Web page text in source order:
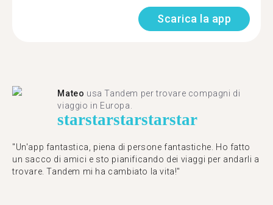
Scarica la app
Mateo usa Tandem per trovare compagni di
viaggio in Europa.
starstarstarstarstar
"Un'app fantastica, piena di persone fantastiche. Ho fatto
un sacco di amici e sto pianificando dei viaggi per andarli a
trovare. Tandem mi ha cambiato la vita!"